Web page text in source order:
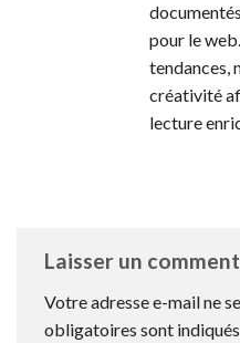
pour le
tendances,
créativité
lecture
Laisser un
Votre adresse e-mail ne
obligatoires sont